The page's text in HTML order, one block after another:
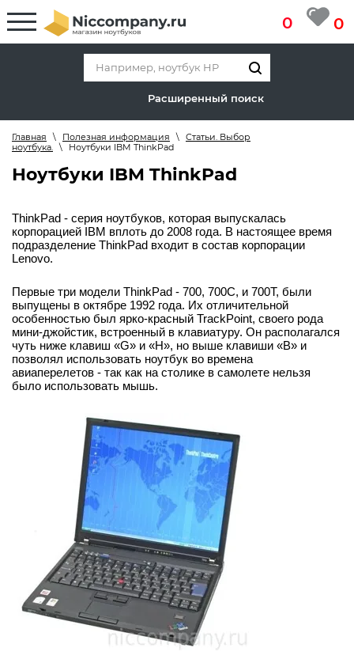
0 0
Расширенный поиск
Главная \ Полезная информация \ Статьи. Выбор
ноутбука. \ Ноутбуки IBM ThinkPad
Ноутбуки IBM ThinkPad
ThinkPad - серия ноутбуков, которая выпускалась
корпорацией IBM вплоть до 2008 года. В настоящее время
подразделение ThinkPad входит в состав корпорации
Lenovo.
Первые три модели ThinkPad - 700, 700C, и 700T, были
выпущены в октябре 1992 года. Их отличительной
особенностью был ярко-красный TrackPoint, своего рода
мини-джойстик, встроенный в клавиатуру. Он располагался
чуть ниже клавиш «G» и «H», но выше клавиши «B» и
позволял использовать ноутбук во времена
авиаперелетов - так как на столике в самолете нельзя
было использовать мышь.